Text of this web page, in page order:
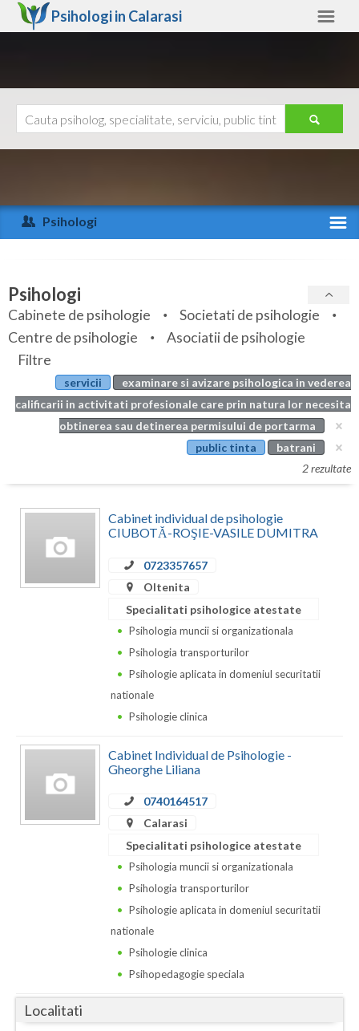
Psihologi in Calarasi
Arad
Arges
Bihor
Bistrita-Nasaud
Botosani
Braila
Caras-Severin
Galati
Giurgiu
Gorj
Maramures
Ajutor
Psihologi
Specialitati
Servicii
Articole
Evenimente
Cabinet
Psihologi
Cabinete de psihologie
Societati de psihologie
Centre de psihologie
Asociatii de psihologie
Filtre
servicii
examinare si avizare psihologica in vederea
calificarii in activitati profesionale care prin natura lor necesita
obtinerea sau detinerea permisului de portarma
public tinta
batrani
2 rezultate
Cabinet individual de psihologie
CIUBOTĂ-ROŞIE-VASILE DUMITRA
0723357657
Oltenita
Specialitati psihologice atestate
Psihologia muncii si organizationala
Psihologia transporturilor
Psihologie aplicata in domeniul securitatii
nationale
Psihologie clinica
Cabinet Individual de Psihologie -
Gheorghe Liliana
0740164517
Calarasi
Specialitati psihologice atestate
Psihologia muncii si organizationala
Psihologia transporturilor
Psihologie aplicata in domeniul securitatii
nationale
Psihologie clinica
Psihopedagogie speciala
Localitati